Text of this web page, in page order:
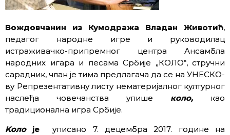
Вождовчанин из Кумодража Владан Животић,
педагог народне игре и руководилац
истраживачко-припремног центра Ансамбла
народних игара и песама Србије „КОЛО“, стручни
сарадник, члан je тима предлагача да се на УНЕСКО-
ву Репрезентативну листу нематеријалног културног
наслеђа човечанства упише коло, као
традиционална игра Србије.
Koло je
уписанo 7. децембра 2017. године на